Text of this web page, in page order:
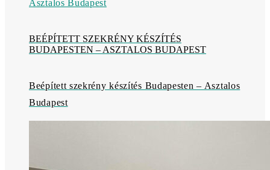
BEÉPÍTETT SZEKRÉNY KÉSZÍTÉS
BUDAPESTEN – ASZTALOS BUDAPEST
Beépített szekrény készítés Budapesten – Asztalos
Budapest